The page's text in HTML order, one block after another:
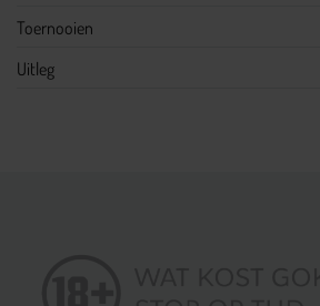
Toernooien
Uitleg